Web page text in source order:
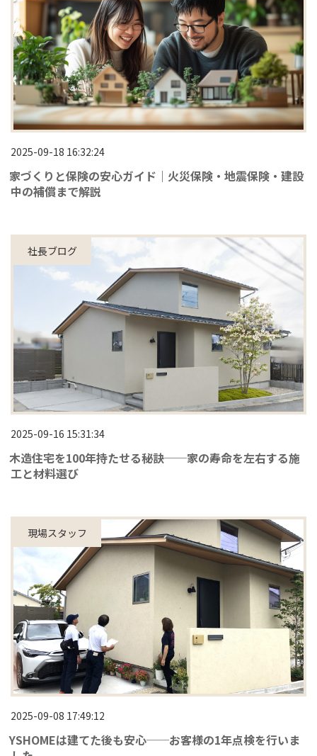
2025-09-18 16:32:24
家づくりと保険の安心ガイド｜火災保険・地震保険・建設
中の補償まで解説
社長ブログ
2025-09-16 15:31:34
木造住宅を100年持たせる秘訣──家の寿命を左右する施
工と材料選び
現場スタッフ
2025-09-08 17:49:12
YSHOMEは建てた後も安心──お客様の1年点検を行いま